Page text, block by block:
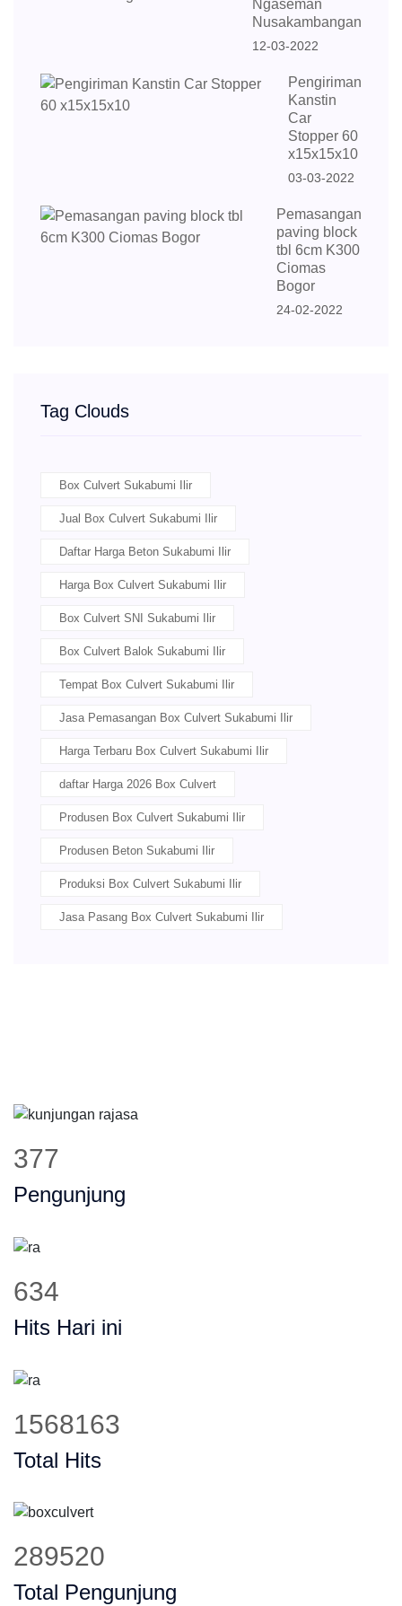
Ngaseman
Nusakambangan
12-03-2022
Pengiriman
Kanstin
Car
Stopper 60
x15x15x10
03-03-2022
Pemasangan
paving block
tbl 6cm K300
Ciomas
Bogor
24-02-2022
Tag Clouds
Box Culvert Sukabumi Ilir
Jual Box Culvert Sukabumi Ilir
Daftar Harga Beton Sukabumi Ilir
Harga Box Culvert Sukabumi Ilir
Box Culvert SNI Sukabumi Ilir
Box Culvert Balok Sukabumi Ilir
Tempat Box Culvert Sukabumi Ilir
Jasa Pemasangan Box Culvert Sukabumi Ilir
Harga Terbaru Box Culvert Sukabumi Ilir
daftar Harga 2026 Box Culvert
Produsen Box Culvert Sukabumi Ilir
Produsen Beton Sukabumi Ilir
Produksi Box Culvert Sukabumi Ilir
Jasa Pasang Box Culvert Sukabumi Ilir
477
Pengunjung
809
Hits Hari ini
2001164
Total Hits
369463
Total Pengunjung